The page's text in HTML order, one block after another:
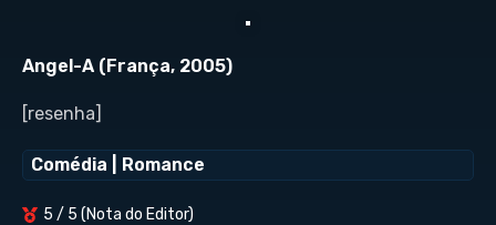
Angel-A (França, 2005)
[resenha]
Comédia Romance
5 / 5 (Nota do Editor)